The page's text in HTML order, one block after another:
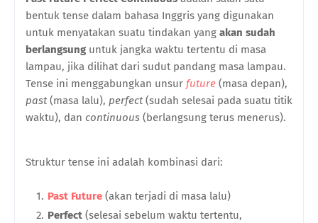
bentuk tense dalam bahasa Inggris yang digunakan
untuk menyatakan suatu tindakan yang akan sudah
berlangsung untuk jangka waktu tertentu di masa
lampau, jika dilihat dari sudut pandang masa lampau.
Tense ini menggabungkan unsur future (masa depan),
past (masa lalu), perfect (sudah selesai pada suatu titik
waktu), dan continuous (berlangsung terus menerus).
Struktur tense ini adalah kombinasi dari:
Past Future (akan terjadi di masa lalu)
Perfect (selesai sebelum waktu tertentu,